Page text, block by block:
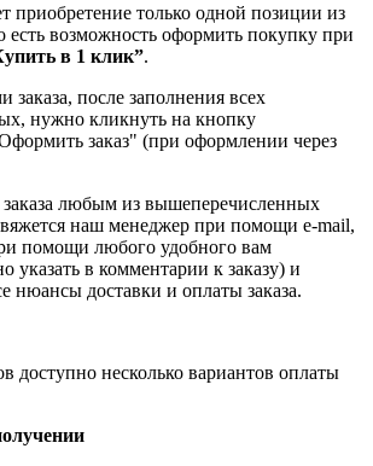
приобретение только одной позиции из
есть возможность оформить покупку при
в 1 клик”.
заказа, после заполнения всех
нужно кликнуть на кнопку
заказ" (при оформлении через
любым из вышеперечисленных
наш менеджер при помощи e-mail,
помощи любого удобного вам
указать в комментарии к заказу) и
нюансы доставки и оплаты заказа.
доступно несколько вариантов оплаты